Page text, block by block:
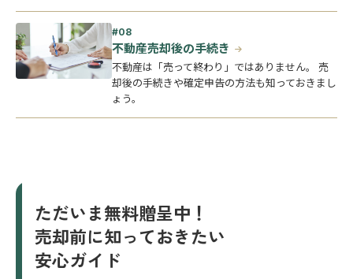
不動産売却後の手続き
不動産は「売って終わり」ではありません。 売
却後の手続きや確定申告の方法も知っておきまし
ょう。
ただいま無料贈呈中！
売却前に知っておきたい
安心ガイド